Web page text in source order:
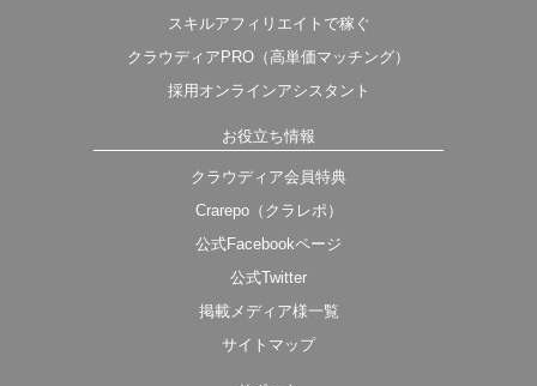
スキルアフィリエイトで稼ぐ
クラウディアPRO（高単価マッチング）
採用オンラインアシスタント
お役立ち情報
クラウディア会員特典
Crarepo（クラレポ）
公式Facebookページ
公式Twitter
掲載メディア様一覧
サイトマップ